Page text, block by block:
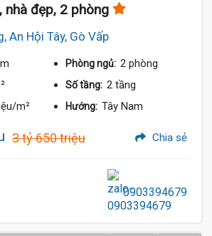
nhà đẹp, 2 phòng
An Hội Tây, Gò Vấp
Phòng ngủ: 2 phòng
Số tầng: 2 tầng
m² Hướng: Tây Nam
3 tỷ 650 triệu Chia sẻ
0903394679